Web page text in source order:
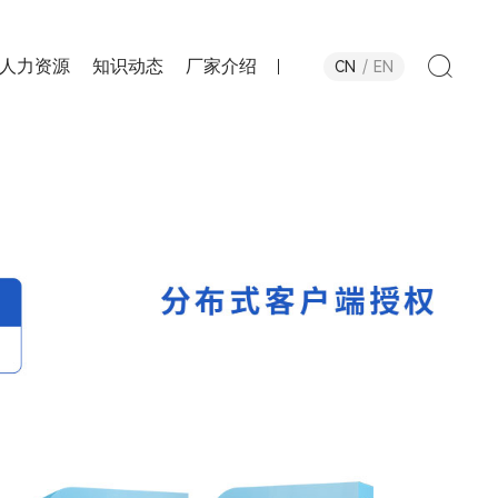
人力资源 知识动态 厂家介绍 CN EN